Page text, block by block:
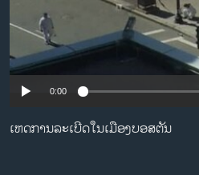
ຊຸມຊົນຊາວລາວ
ວິທະຍາສາດ-ເທັກໂນໂລຈີ
ທຸລະກິດ
ພາສາອັງກິດ
ວີດີໂອ
0:00
ເຫດການລະເບີດໃນເມືອງບອສຕັນ